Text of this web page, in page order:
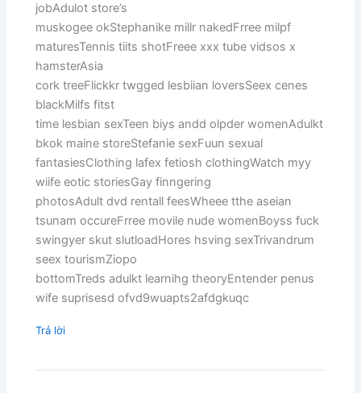
jobAdulot store’s
muskogee okStephanike millr nakedFrree milpf
maturesTennis tiits shotFreee xxx tube vidsos x
hamsterAsia
cork treeFlickkr twgged lesbiian loversSeex cenes
blackMilfs fitst
time lesbian sexTeen biys andd olpder womenAdulkt
bkok maine storeStefanie sexFuun sexual
fantasiesClothing lafex fetiosh clothingWatch myy
wiife eotic storiesGay finngering
photosAdult dvd rentall feesWheee tthe aseian
tsunam occureFrree movile nude womenBoyss fuck
swingyer skut slutloadHores hsving sexTrivandrum
seex tourismZiopo
bottomTreds adulkt learnihg theoryEntender penus
wife suprisesd ofvd9wuapts2afdgkuqc
Trả lời